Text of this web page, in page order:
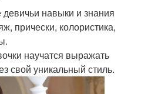
навыки и знания
прически, колористика,
научатся выражать
свой уникальный стиль.